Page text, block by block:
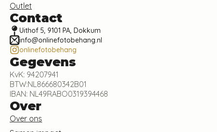
Outlet
Contact
Uithof 5, 9101 PA, Dokkum
info@onlinefotobehang.nl
onlinefotobehang
Gegevens
KvK: 94207941
BTW:NL866680342B01
IBAN: NL49RABO0319394468
Over
Over ons